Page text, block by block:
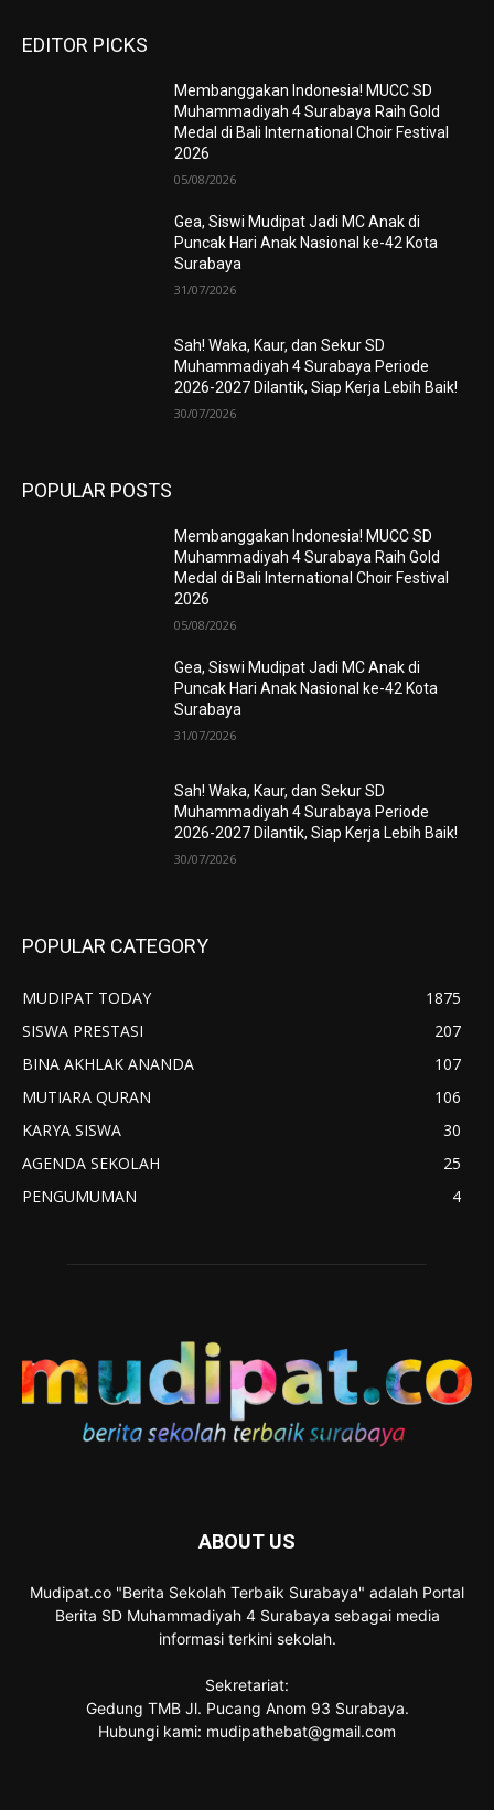
EDITOR PICKS
Membanggakan Indonesia! MUCC SD
Muhammadiyah 4 Surabaya Raih Gold
Medal di Bali International Choir Festival
2026
05/08/2026
Gea, Siswi Mudipat Jadi MC Anak di
Puncak Hari Anak Nasional ke-42 Kota
Surabaya
31/07/2026
Sah! Waka, Kaur, dan Sekur SD
Muhammadiyah 4 Surabaya Periode
2026-2027 Dilantik, Siap Kerja Lebih Baik!
30/07/2026
POPULAR POSTS
Membanggakan Indonesia! MUCC SD
Muhammadiyah 4 Surabaya Raih Gold
Medal di Bali International Choir Festival
2026
05/08/2026
Gea, Siswi Mudipat Jadi MC Anak di
Puncak Hari Anak Nasional ke-42 Kota
Surabaya
31/07/2026
Sah! Waka, Kaur, dan Sekur SD
Muhammadiyah 4 Surabaya Periode
2026-2027 Dilantik, Siap Kerja Lebih Baik!
30/07/2026
POPULAR CATEGORY
MUDIPAT TODAY
1875
SISWA PRESTASI
207
BINA AKHLAK ANANDA
107
MUTIARA QURAN
106
KARYA SISWA
30
AGENDA SEKOLAH
25
PENGUMUMAN
4
ABOUT US
Mudipat.co "Berita Sekolah Terbaik Surabaya" adalah Portal
Berita SD Muhammadiyah 4 Surabaya sebagai media
informasi terkini sekolah.
Sekretariat:
Gedung TMB Jl. Pucang Anom 93 Surabaya.
Hubungi kami: mudipathebat@gmail.com